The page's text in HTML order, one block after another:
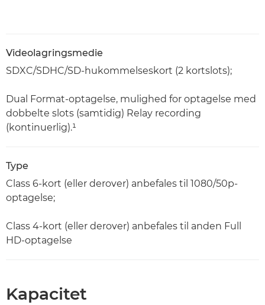
Videolagringsmedie
SDXC/SDHC/SD-hukommelseskort (2 kortslots);
Dual Format-optagelse, mulighed for optagelse med
dobbelte slots (samtidig) Relay recording
(kontinuerlig).¹
Type
Class 6-kort (eller derover) anbefales til 1080/50p-
optagelse;
Class 4-kort (eller derover) anbefales til anden Full
HD-optagelse
Kapacitet